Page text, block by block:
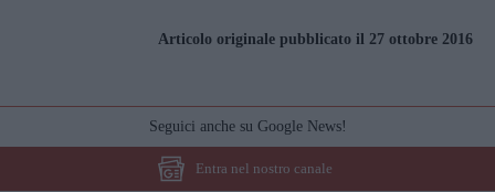
Articolo originale pubblicato il 27 ottobre 2016
Seguici anche su Google News!
Entra nel nostro canale